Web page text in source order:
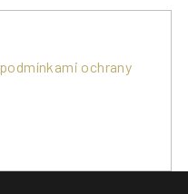
podmínkami ochrany